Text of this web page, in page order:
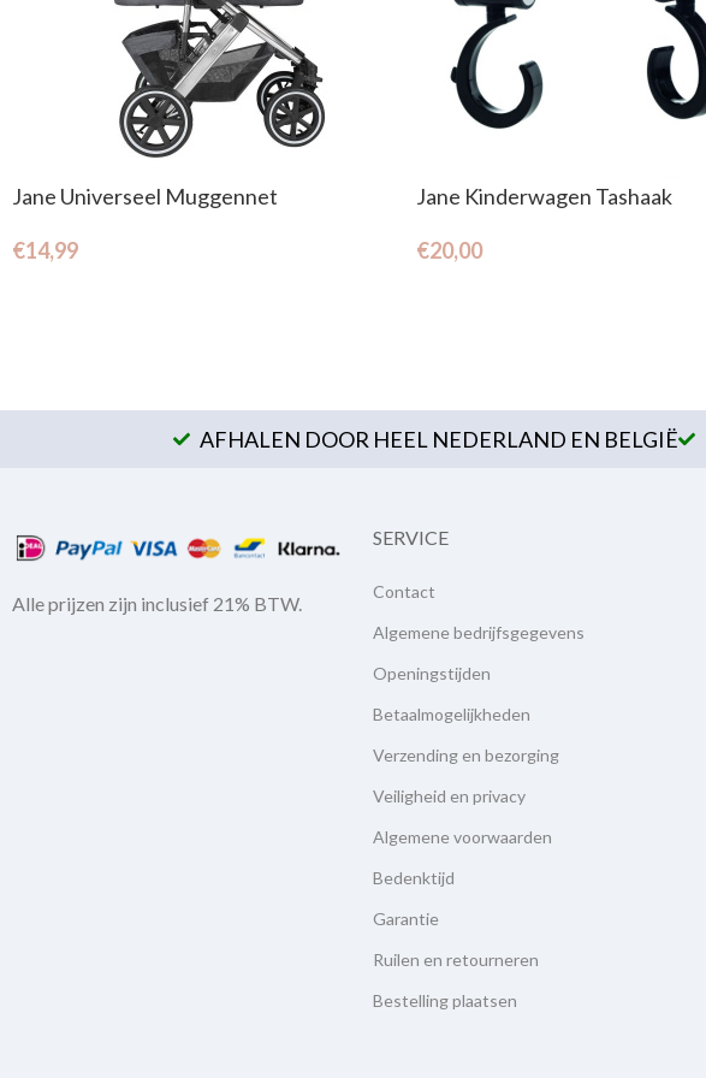
Jane Universeel Muggennet
€14,99
Jane Kinderwagen Tashaak
€20,00
AFHALEN DOOR HEEL NEDERLAND EN BELGIË
Alle prijzen zijn inclusief 21% BTW.
SERVICE
Contact
Algemene bedrijfsgegevens
Openingstijden
Betaalmogelijkheden
Verzending en bezorging
Veiligheid en privacy
Algemene voorwaarden
Bedenktijd
Garantie
Ruilen en retourneren
Bestelling plaatsen